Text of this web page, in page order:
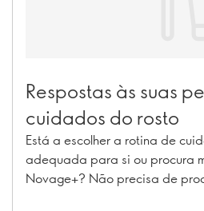
Respostas às suas
cuidados do rosto
Está a escolher a rotina de
adequada para si ou procura
Novage+? Não precisa de